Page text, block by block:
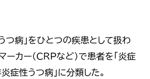
つ病」をひとつの疾患として扱わ
ーカー（CRPなど）で患者を「炎症
炎症性うつ病」に分類した。